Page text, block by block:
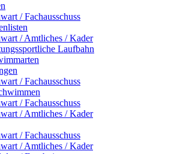
/ Fachausschuss
/ Amtliches / Kader
Laufbahn
/ Fachausschuss
/ Fachausschuss
/ Amtliches / Kader
/ Fachausschuss
/ Amtliches / Kader